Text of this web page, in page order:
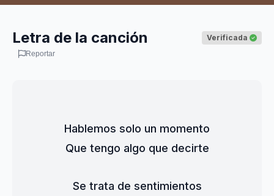
Letra de la canción Verificada
Reportar
Hablemos solo un momento
Que tengo algo que decirte
Se trata de sentimientos